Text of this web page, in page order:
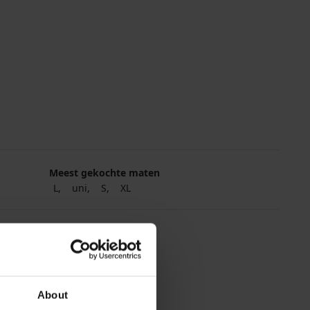
About
Meest gekochte maten
L
uni S XL